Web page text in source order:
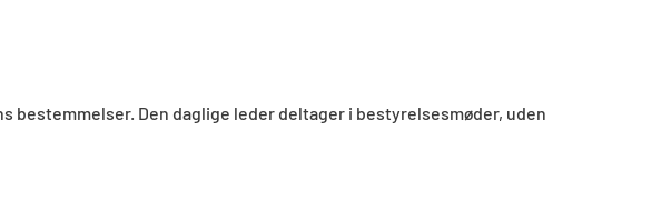
Den daglige leder deltager i bestyrelsesmøder, uden